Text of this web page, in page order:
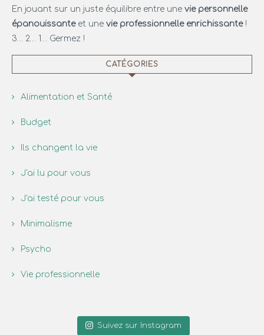
En jouant sur un juste équilibre entre une vie personnelle
épanouissanteet une vie professionnelle enrichissante !
3… 2… 1… Germez !
CATÉGORIES
Alimentation et Santé
Budget
Ils changent la vie
J'ai lu pour vous
J'ai testé pour vous
Minimalisme
Psycho
Vie professionnelle
Suivez sur Instagram